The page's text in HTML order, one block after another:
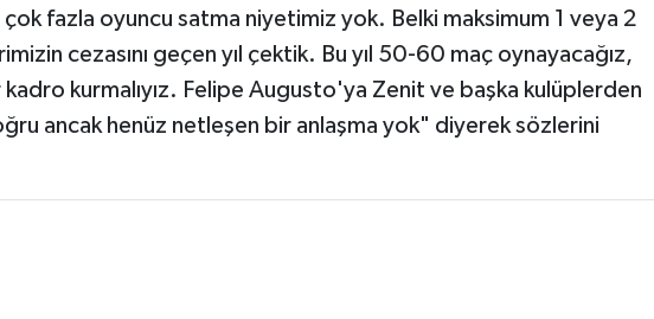
çok fazla oyuncu satma niyetimiz yok. Belki maksimum 1 veya 2
cezasını geçen yıl çektik. Bu yıl 50-60 maç oynayacağız,
kurmalıyız. Felipe Augusto'ya Zenit ve başka kulüplerden
ancak henüz netleşen bir anlaşma yok" diyerek sözlerini